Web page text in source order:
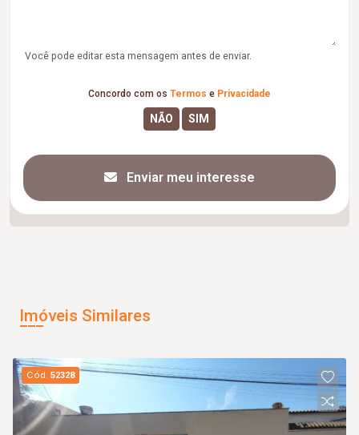
Você pode editar esta mensagem antes de enviar.
Concordo com os Termos e Privacidade
Enviar meu interesse
Imóveis Similares
Cód.52328